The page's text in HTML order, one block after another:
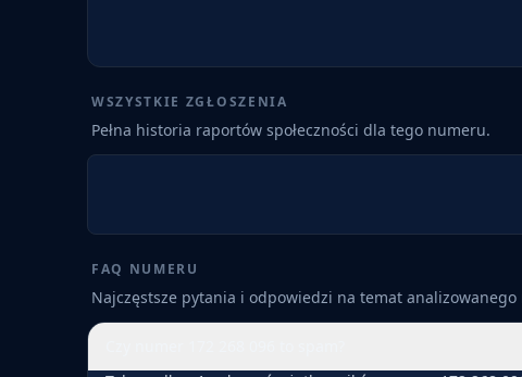
WSZYSTKIE ZGŁOSZENIA
Pełna historia raportów społeczności dla tego numeru.
FAQ NUMERU
Najczęstsze pytania i odpowiedzi na temat